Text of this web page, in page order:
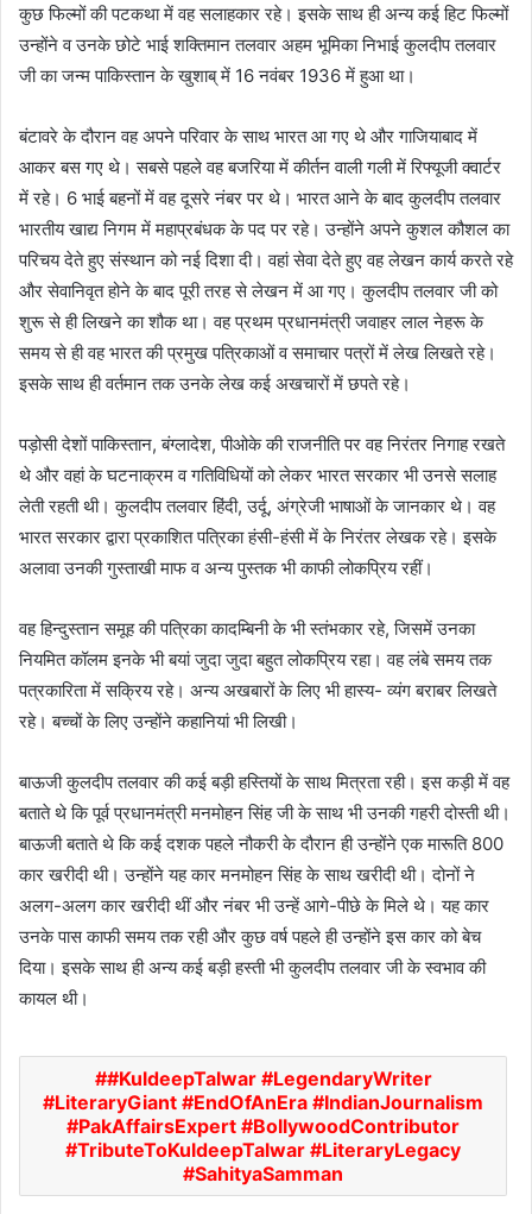
कुछ फिल्मों की पटकथा में वह सलाहकार रहे। इसके साथ ही अन्य कई हिट फिल्मों
उन्होंने व उनके छोटे भाई शक्तिमान तलवार अहम भूमिका निभाई कुलदीप तलवार
जी का जन्म पाकिस्तान के खुशाब् में 16 नवंबर 1936 में हुआ था।
बंटावरे के दौरान वह अपने परिवार के साथ भारत आ गए थे और गाजियाबाद में
आकर बस गए थे। सबसे पहले वह बजरिया में कीर्तन वाली गली में रिफ्यूजी क्वार्टर
में रहे। 6 भाई बहनों में वह दूसरे नंबर पर थे। भारत आने के बाद कुलदीप तलवार
भारतीय खाद्य निगम में महाप्रबंधक के पद पर रहे। उन्होंने अपने कुशल कौशल का
परिचय देते हुए संस्थान को नई दिशा दी। वहां सेवा देते हुए वह लेखन कार्य करते रहे
और सेवानिवृत होने के बाद पूरी तरह से लेखन में आ गए। कुलदीप तलवार जी को
शुरू से ही लिखने का शौक था। वह प्रथम प्रधानमंत्री जवाहर लाल नेहरू के
समय से ही वह भारत की प्रमुख पत्रिकाओं व समाचार पत्रों में लेख लिखते रहे।
इसके साथ ही वर्तमान तक उनके लेख कई अखचारों में छपते रहे।
पड़ोसी देशों पाकिस्तान, बंग्लादेश, पीओके की राजनीति पर वह निरंतर निगाह रखते
थे और वहां के घटनाक्रम व गतिविधियों को लेकर भारत सरकार भी उनसे सलाह
लेती रहती थी। कुलदीप तलवार हिंदी, उर्दू, अंग्रेजी भाषाओं के जानकार थे। वह
भारत सरकार द्वारा प्रकाशित पत्रिका हंसी-हंसी में के निरंतर लेखक रहे। इसके
अलावा उनकी गुस्ताखी माफ व अन्य पुस्तक भी काफी लोकप्रिय रहीं।
वह हिन्दुस्तान समूह की पत्रिका कादम्बिनी के भी स्तंभकार रहे, जिसमें उनका
नियमित कॉलम इनके भी बयां जुदा जुदा बहुत लोकप्रिय रहा। वह लंबे समय तक
पत्रकारिता में सक्रिय रहे। अन्य अखबारों के लिए भी हास्य- व्यंग बराबर लिखते
रहे। बच्चों के लिए उन्होंने कहानियां भी लिखी।
बाऊजी कुलदीप तलवार की कई बड़ी हस्तियों के साथ मित्रता रही। इस कड़ी में वह
बताते थे कि पूर्व प्रधानमंत्री मनमोहन सिंह जी के साथ भी उनकी गहरी दोस्ती थी।
बाऊजी बताते थे कि कई दशक पहले नौकरी के दौरान ही उन्होंने एक मारूति 800
कार खरीदी थी। उन्होंने यह कार मनमोहन सिंह के साथ खरीदी थी। दोनों ने
अलग-अलग कार खरीदी थीं और नंबर भी उन्हें आगे-पीछे के मिले थे। यह कार
उनके पास काफी समय तक रही और कुछ वर्ष पहले ही उन्होंने इस कार को बेच
दिया। इसके साथ ही अन्य कई बड़ी हस्ती भी कुलदीप तलवार जी के स्वभाव की
कायल थी।
#KuldeepTalwar #LegendaryWriter
#LiteraryGiant #EndOfAnEra #IndianJournalism
#PakAffairsExpert #BollywoodContributor
#TributeToKuldeepTalwar #LiteraryLegacy
#SahityaSamman